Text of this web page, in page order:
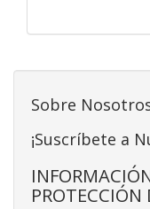
Sobre
¡Suscríbete a
PROTECCIÓN